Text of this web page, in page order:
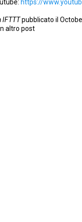
https://
IFTTTpubblicato il
altro post